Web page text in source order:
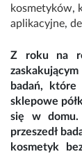
kosmetyków,
aplikacyjne,
Z roku na
badań,
sklepowe
się w domu.
przeszedł
kosmetyk